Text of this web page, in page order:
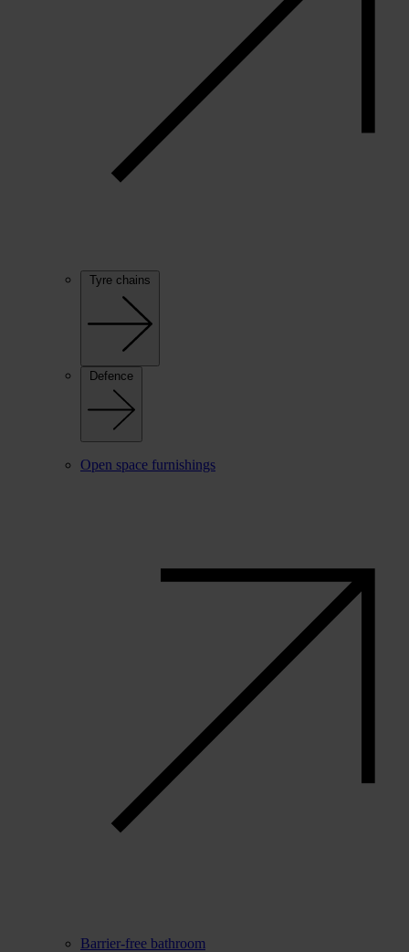
Tyre chains
Defence
Open space furnishings
Barrier-free bathroom